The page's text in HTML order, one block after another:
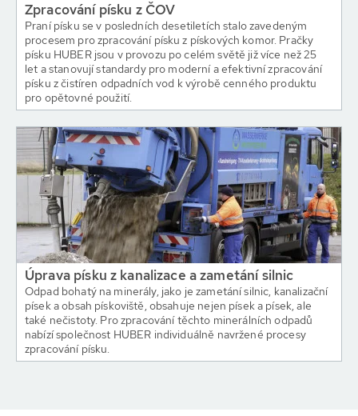
Zpracování písku z ČOV
Praní písku se v posledních desetiletích stalo zavedeným
procesem pro zpracování písku z pískových komor. Pračky
písku HUBER jsou v provozu po celém světě již více než 25
let a stanovují standardy pro moderní a efektivní zpracování
písku z čistíren odpadních vod k výrobě cenného produktu
pro opětovné použití.
Úprava písku z kanalizace a zametání silnic
Odpad bohatý na minerály, jako je zametání silnic, kanalizační
písek a obsah pískoviště, obsahuje nejen písek a písek, ale
také nečistoty. Pro zpracování těchto minerálních odpadů
nabízí společnost HUBER individuálně navržené procesy
zpracování písku.